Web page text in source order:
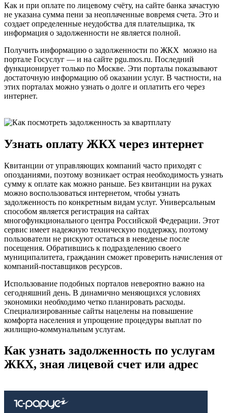
Как и при оплате по лицевому счёту, на сайте банка зачастую
не указана сумма пени за неоплаченные вовремя счета. Это и
создает определенные неудобства для плательщика, тк
информация о задолженности не является полной.
Получить информацию о задолженности по ЖКХ можно на
портале Госуслуг — и на сайте pgu.mos.ru. Последний
функционирует только по Москве. Эти порталы показывают
достаточную информацию об оказании услуг. В частности, на
этих порталах можно узнать о долге и оплатить его через
интернет.
Узнать оплату ЖКХ через интернет
Квитанции от управляющих компаний часто приходят с
опозданиями, поэтому возникает острая необходимость узнать
сумму к оплате как можно раньше. Без квитанции на руках
можно воспользоваться интернетом, чтобы узнать
задолженность по конкретным видам услуг. Универсальным
способом является регистрация на сайтах
многофункционального центра Российской Федерации. Этот
сервис имеет надежную техническую поддержку, поэтому
пользователи не рискуют остаться в неведенье после
посещения. Обратившись к подразделению своего
муниципалитета, гражданин сможет проверить начисления от
компаний-поставщиков ресурсов.
Использование подобных порталов невероятно важно на
сегодняшний день. В динамично меняющихся условиях
экономики необходимо четко планировать расходы.
Специализированные сайты нацелены на повышение
комфорта населения и упрощение процедуры выплат по
жилищно-коммунальным услугам.
Как узнать задолженность по услугам
ЖКХ, зная лицевой счет или адрес